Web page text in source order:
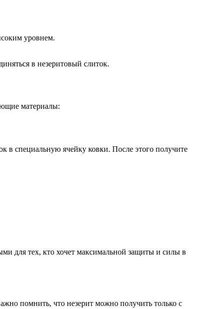
уровнем.
в незеритовый слиток.
материалы:
в специальную ячейку ковки. После этого получите
для тех, кто хочет максимальной защиты и силы в
помнить, что незерит можно получить только с